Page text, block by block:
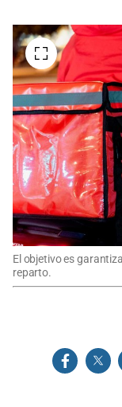
El objetivo es
reparto.